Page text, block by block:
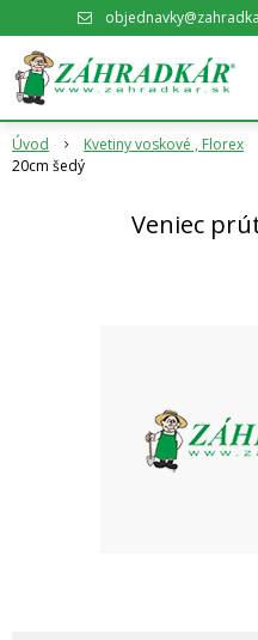
Úvod Kvetiny voskové , Florex
20cm šedý
Veniec